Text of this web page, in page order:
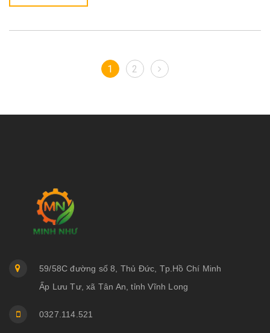
1 2
59/58C đường số 8, Thủ Đức, Tp.Hồ Chí Minh
Ấp Lưu Tư, xã Tân An, tỉnh Vĩnh Long
0327.114.521